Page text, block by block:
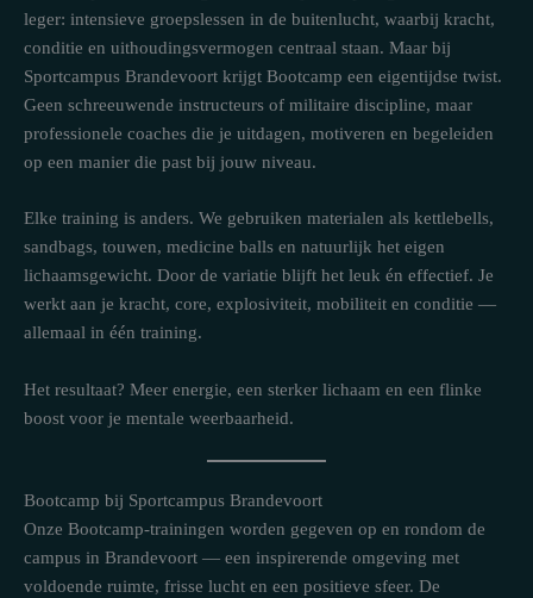
leger: intensieve groepslessen in de buitenlucht, waarbij kracht,
conditie en uithoudingsvermogen centraal staan. Maar bij
Sportcampus Brandevoort krijgt Bootcamp een eigentijdse twist.
Geen schreeuwende instructeurs of militaire discipline, maar
professionele coaches die je uitdagen, motiveren en begeleiden
op een manier die past bij jouw niveau.
Elke training is anders. We gebruiken materialen als kettlebells,
sandbags, touwen, medicine balls en natuurlijk het eigen
lichaamsgewicht. Door de variatie blijft het leuk én effectief. Je
werkt aan je kracht, core, explosiviteit, mobiliteit en conditie —
allemaal in één training.
Het resultaat? Meer energie, een sterker lichaam en een flinke
boost voor je mentale weerbaarheid.
Bootcamp bij Sportcampus Brandevoort
Onze Bootcamp-trainingen worden gegeven op en rondom de
campus in Brandevoort — een inspirerende omgeving met
voldoende ruimte, frisse lucht en een positieve sfeer. De